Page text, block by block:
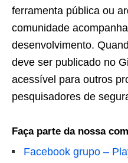
ferramenta pública ou
comunidade
desenvolvimento.
deve ser publicado no
acessível para outros
pesquisadores de
Faça parte da nossa
Facebook grupo –